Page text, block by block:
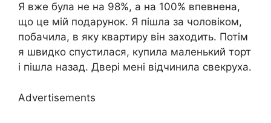
Я вже була не на 98%, а на 100% впевнена,
що це мій подарунок. Я пішла за чоловіком,
побачила, в яку квартиру він заходить. Потім
я швидко спустилася, купила маленький торт
і пішла назад. Двері мені відчинила свекруха.
Advertisements